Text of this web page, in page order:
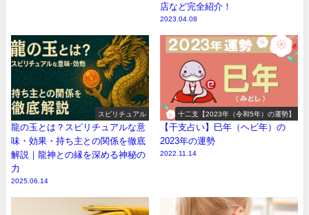
店など完全紹介！
2023.04.08
スピリチュアル
龍の玉とは？スピリチュアルな意
味・効果・持ち主との関係を徹底
解説｜龍神との縁を深める神秘の
力
2025.06.14
十二支【2023年（令和5年）の運勢】
【干支占い】巳年（ヘビ年）の
2023年の運勢
2022.11.14